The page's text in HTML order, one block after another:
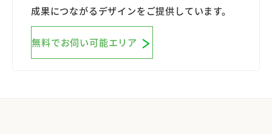
成果につながるデザインをご提供しています。
無料でお伺い可能エリア